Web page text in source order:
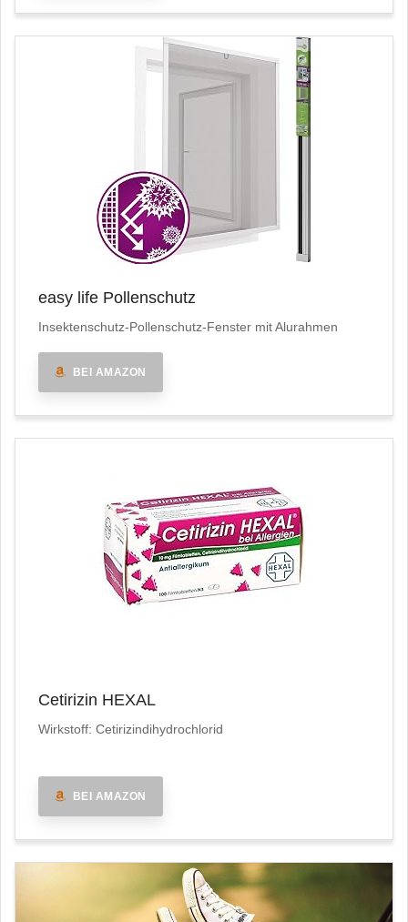
easy life Pollenschutz
Insektenschutz-Pollenschutz-Fenster mit Alurahmen
BEI AMAZON
Cetirizin HEXAL
Wirkstoff: Cetirizindihydrochlorid
BEI AMAZON